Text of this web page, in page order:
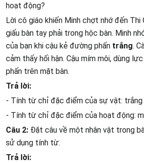
hoạt động?
Lời cô giáo khiến Minh chợt nhớ đến Thi
giấu bàn tay phải trong hộc bàn. Minh
của bạn khi cậu kẻ đường phấn trắng.
cảm thấy hối hận. Cậu mím môi, dùng lực
phấn trên mặt bàn.
Trả lời:
- Tính từ chỉ đặc điểm của sự vật: trắng
- Tính từ chỉ đặc điểm của hoạt động:
Câu 2: Đặt câu về một nhân vật trong
sử dụng tính từ.
Trả lời: